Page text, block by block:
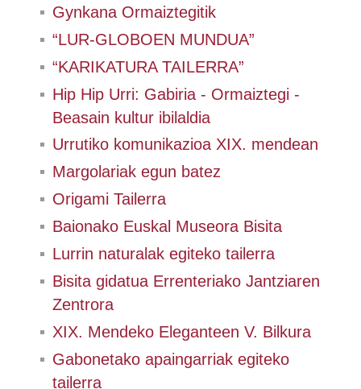
Gynkana Ormaiztegitik
“LUR-GLOBOEN MUNDUA”
“KARIKATURA TAILERRA”
Hip Hip Urri: Gabiria - Ormaiztegi -
Beasain kultur ibilaldia
Urrutiko komunikazioa XIX. mendean
Margolariak egun batez
Origami Tailerra
Baionako Euskal Museora Bisita
Lurrin naturalak egiteko tailerra
Bisita gidatua Errenteriako Jantziaren
Zentrora
XIX. Mendeko Eleganteen V. Bilkura
Gabonetako apaingarriak egiteko
tailerra